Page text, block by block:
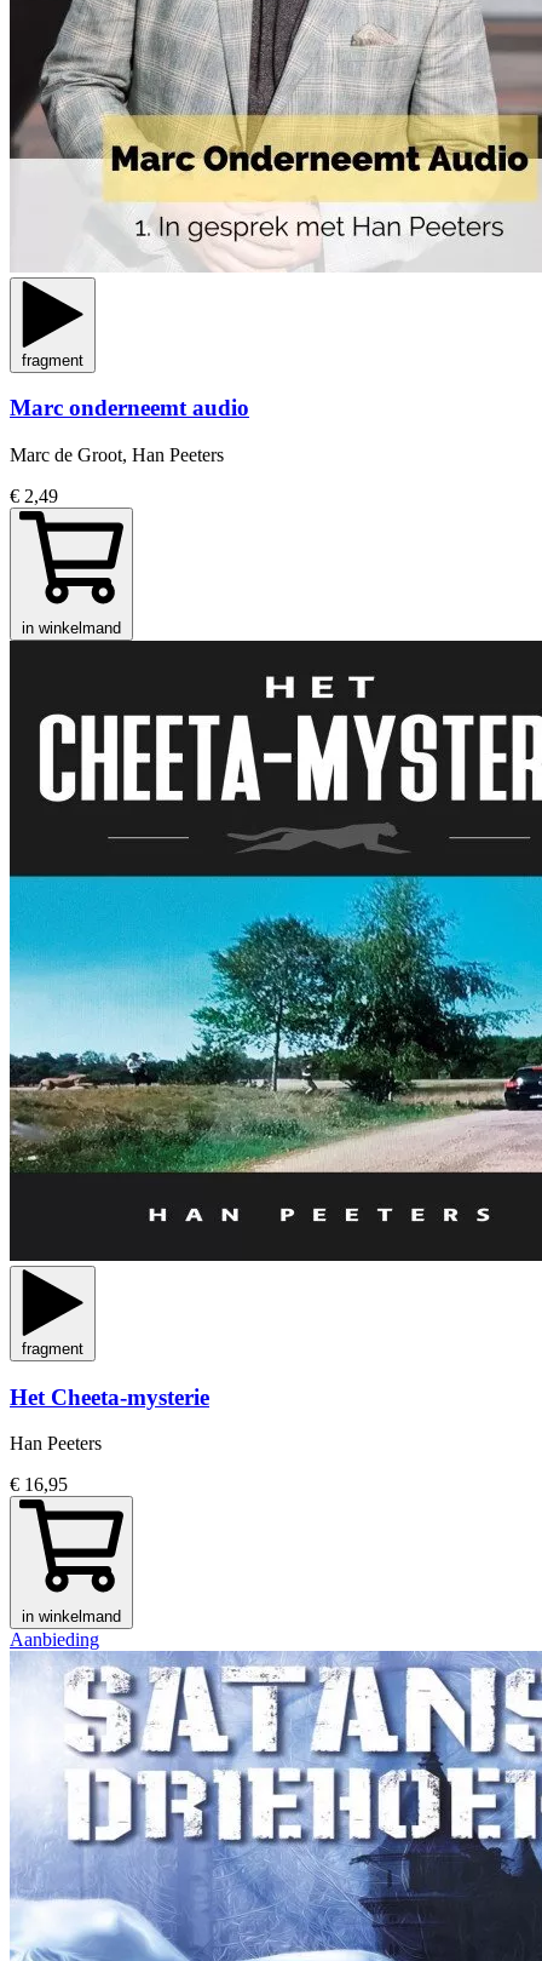
fragment
Marc onderneemt audio
Marc de Groot, Han Peeters
€ 2,49
in winkelmand
fragment
Het Cheeta-mysterie
Han Peeters
€ 16,95
in winkelmand
Aanbieding